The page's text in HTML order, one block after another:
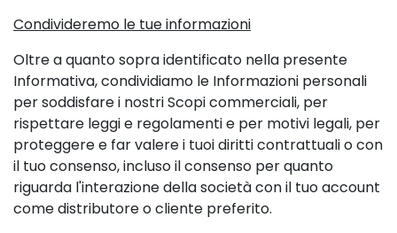
Condivideremo le tue informazioni
Oltre a quanto sopra identificato nella presente
Informativa, condividiamo le Informazioni personali
per soddisfare i nostri Scopi commerciali, per
rispettare leggi e regolamenti e per motivi legali, per
proteggere e far valere i tuoi diritti contrattuali o con
il tuo consenso, incluso il consenso per quanto
riguarda l'interazione della società con il tuo account
come distributore o cliente preferito.